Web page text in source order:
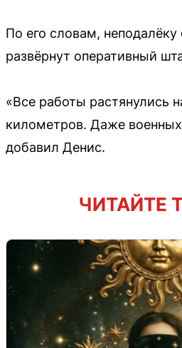
По его словам, неподалёку
развёрнут оперативный
«Все работы растянулись
километров. Даже
добавил Денис.
ЧИТАЙТЕ